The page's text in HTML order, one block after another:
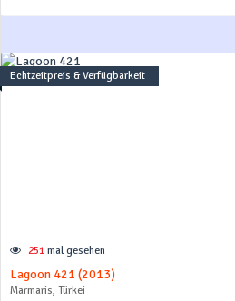
Echtzeitpreis & Verfügbarkeit
251 mal gesehen
Lagoon 421 (2013)
Marmaris, Türkei